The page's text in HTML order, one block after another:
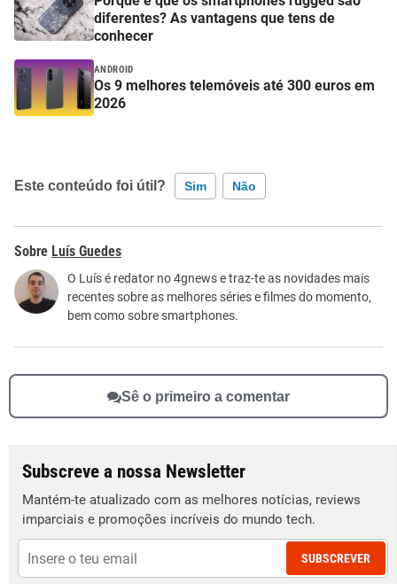
diferentes? As vantagens que tens de
conhecer
ANDROID
Os 9 melhores telemóveis até 300 euros em
2026
Este conteúdo foi útil? Sim Não
Este conteúdo contém informação incorreta
Este conteúdo não tem a informação que procuro
Outro
Luís Guedes
O Luís é redator no 4gnews e traz-te as novidades mais
recentes sobre as melhores séries e filmes do momento,
bem como sobre smartphones.
Sê o primeiro a comentar
Subscreve a nossa Newsletter
Mantém-te atualizado com as melhores notícias, reviews
imparciais e promoções incríveis do mundo tech.
SUBSCREVER